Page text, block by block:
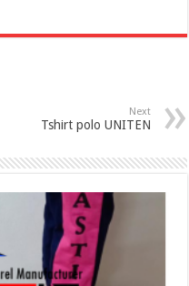
Next
Tshirt polo UNITEN